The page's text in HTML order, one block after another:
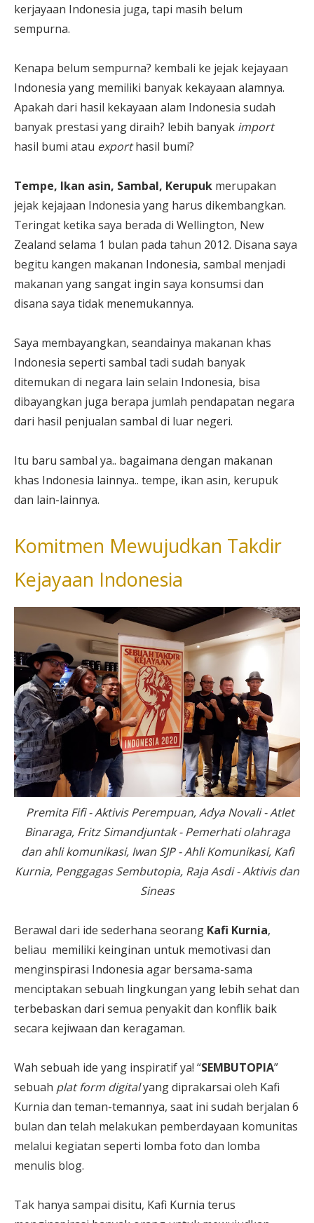
kerjayaan Indonesia juga, tapi masih belum
sempurna.
Kenapa belum sempurna? kembali ke jejak kejayaan
Indonesia yang memiliki banyak kekayaan alamnya.
Apakah dari hasil kekayaan alam Indonesia sudah
banyak prestasi yang diraih? lebih banyak import
hasil bumi atau exporthasil bumi?
Tempe, Ikan asin, Sambal, Kerupuk merupakan
jejak kejajaan Indonesia yang harus dikembangkan.
Teringat ketika saya berada di Wellington, New
Zealand selama 1 bulan pada tahun 2012. Disana saya
begitu kangen makanan Indonesia, sambal menjadi
makanan yang sangat ingin saya konsumsi dan
disana saya tidak menemukannya.
Saya membayangkan, seandainya makanan khas
Indonesia seperti sambal tadi sudah banyak
ditemukan di negara lain selain Indonesia, bisa
dibayangkan juga berapa jumlah pendapatan negara
dari hasil penjualan sambal di luar negeri.
Itu baru sambal ya.. bagaimana dengan makanan
khas Indonesia lainnya.. tempe, ikan asin, kerupuk
dan lain-lainnya.
Komitmen Mewujudkan Takdir
Kejayaan Indonesia
Premita Fifi - Aktivis Perempuan,Adya Novali - Atlet
Binaraga, Fritz Simandjuntak - Pemerhati olahraga
dan ahli komunikasi, Iwan SJP - Ahli Komunikasi, Kafi
Kurnia, Penggagas Sembutopia, Raja Asdi - Aktivis dan
Sineas
Berawal dari ide sederhana seorang Kafi Kurnia,
beliau memiliki keinginan untuk memotivasi dan
menginspirasi Indonesia agar bersama-sama
menciptakan sebuah lingkungan yang lebih sehat dan
terbebaskan dari semua penyakit dan konflik baik
secara kejiwaan dan keragaman.
Wah sebuah ide yang inspiratif ya! “SEMBUTOPIA”
sebuah plat form digitalyang diprakarsai oleh Kafi
Kurnia dan teman-temannya, saat ini sudah berjalan 6
bulan dan telah melakukan pemberdayaan komunitas
melalui kegiatan seperti lomba foto dan lomba
menulis blog.
Tak hanya sampai disitu, Kafi Kurnia terus